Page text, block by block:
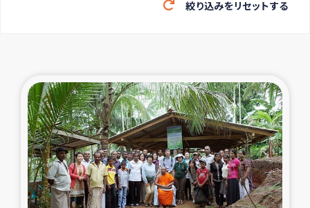
緊急救援の時代
東ティモール豪雨緊急支援
大雨による洪水被災者支援
カカオ生産者支援事業
シリア国内避難民・帰還民の生活再建支援
絞り込みをリセットする